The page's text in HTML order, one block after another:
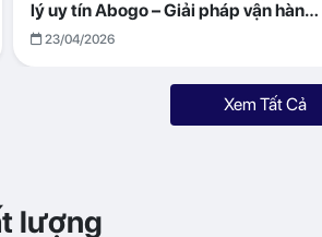
lý uy tín Abogo – Giải pháp vận hành
villa hiệu quả, minh bạch
23/04/2026
Xem Tất Cả
lượng